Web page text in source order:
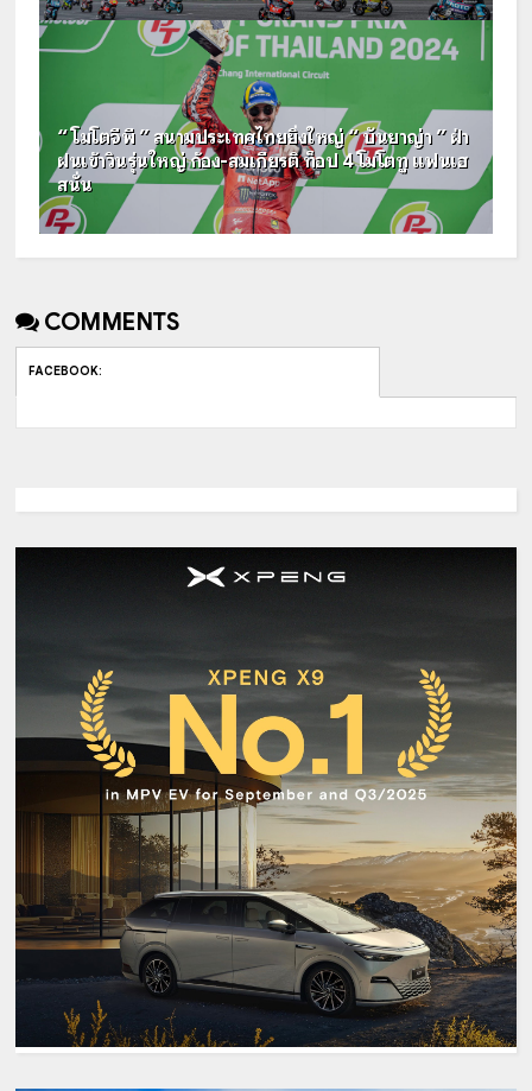
“ โมโตจีพี ” สนามประเทศไทยยิ่งใหญ่ “ บันยาญ่า ” ฝ่า
ฝนเข้าวินรุ่นใหญ่ ก้อง-สมเกียรติ ท็อป 4 โมโตทู แฟนเฮ
สนั่น
COMMENTS
FACEBOOK: